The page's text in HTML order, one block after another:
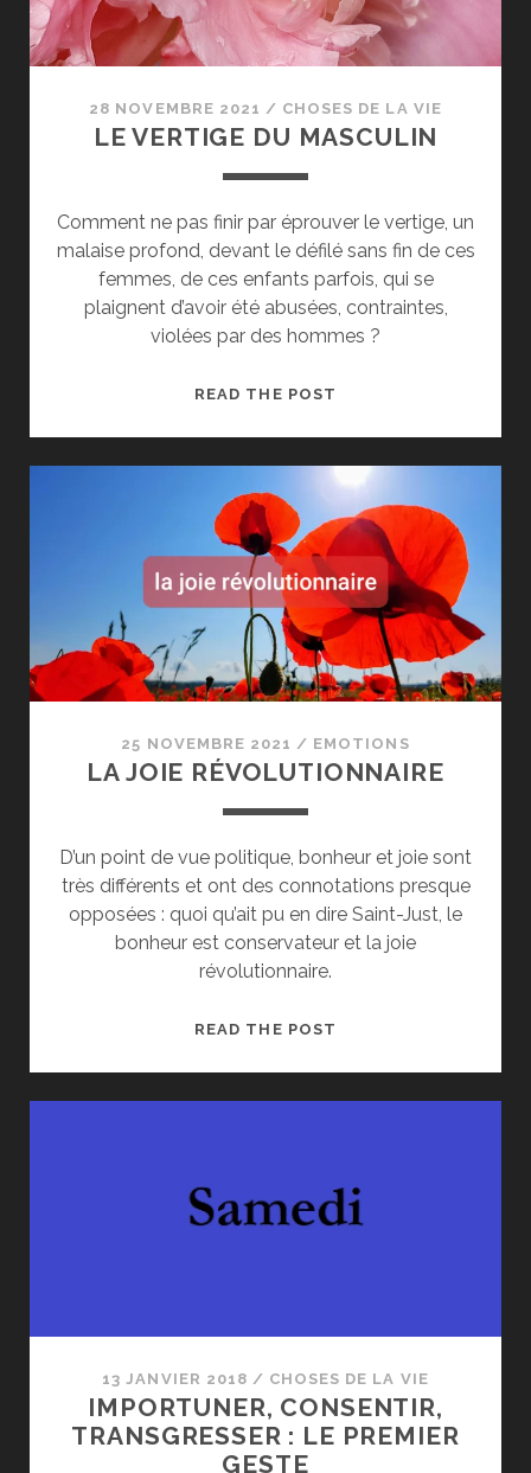
28 NOVEMBRE 2021 / CHOSES DE LA VIE
LE VERTIGE DU MASCULIN
Comment ne pas finir par éprouver le vertige, un
malaise profond, devant le défilé sans fin de ces
femmes, de ces enfants parfois, qui se
plaignent d’avoir été abusées, contraintes,
violées par des hommes ?
READ THE POST
MASCULIN
25 NOVEMBRE 2021 / EMOTIONS
LA JOIE RÉVOLUTIONNAIRE
D’un point de vue politique, bonheur et joie sont
très différents et ont des connotations presque
opposées : quoi qu’ait pu en dire Saint-Just, le
bonheur est conservateur et la joie
révolutionnaire.
READ THE POST
13 JANVIER 2018 / CHOSES DE LA VIE
IMPORTUNER, CONSENTIR,
TRANSGRESSER : LE PREMIER
GESTE